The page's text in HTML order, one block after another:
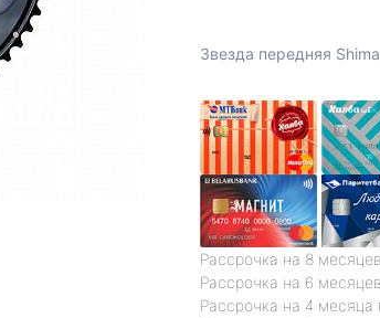
Звезда передняя
Рассрочка на 8
Рассрочка на 6
Рассрочка на 4 месяца